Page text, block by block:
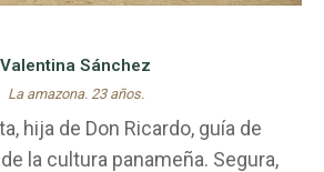
Valentina Sánchez
La amazona. 23 años.
hija de Don Ricardo, guía de
la cultura panameña. Segura,